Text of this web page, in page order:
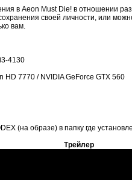
в Aeon Must Die! в отношении
своей личности, или
вам.
4130
HD 7770 / NVIDIA GeForce GTX 560
(на образе) в папку где
Трейлер